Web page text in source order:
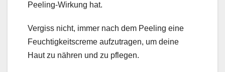
Peeling-Wirkung hat.
Vergiss nicht, immer nach dem Peeling eine
Feuchtigkeitscreme aufzutragen, um deine
Haut zu nähren und zu pflegen.